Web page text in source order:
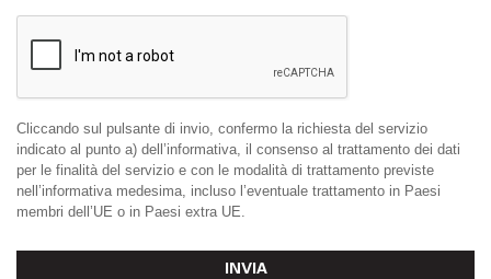
Cliccando sul pulsante di invio, confermo la richiesta del servizio
indicato al punto a) dell’informativa, il consenso al trattamento dei dati
per le finalità del servizio e con le modalità di trattamento previste
nell’informativa medesima, incluso l’eventuale trattamento in Paesi
membri dell’UE o in Paesi extra UE.
INVIA